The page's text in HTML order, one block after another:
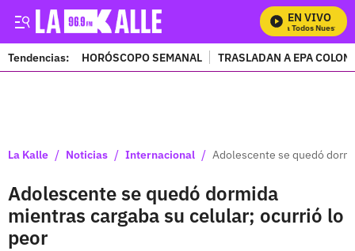
EN VIVO
Mira Todos Nuestros
Tendencias: HORÓSCOPO SEMANAL TRASLADAN A EPA
La Kalle / Noticias / Internacional / Adolescente se quedó
Adolescente se quedó dormida
mientras cargaba su celular; ocurrió lo
peor